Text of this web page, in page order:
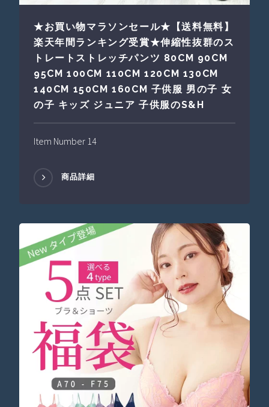
★お買い物マラソンセール★【送料無料】
楽天年間ランキング受賞★伸縮性抜群のス
トレートストレッチパンツ 80CM 90CM
95CM 100CM 110CM 120CM 130CM
140CM 150CM 160CM 子供服 男の子 女
の子 キッズ ジュニア 子供服のS&H
Item Number 14
商品詳細